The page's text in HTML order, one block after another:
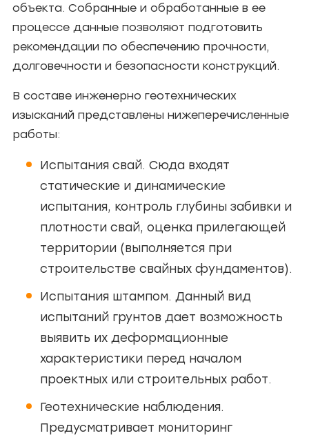
объекта. Собранные и обработанные в ее
процессе данные позволяют подготовить
рекомендации по обеспечению прочности,
долговечности и безопасности конструкций.
В составе инженерно геотехнических
изысканий представлены нижеперечисленные
работы:
Испытания свай. Сюда входят
статические и динамические
испытания, контроль глубины забивки и
плотности свай, оценка прилегающей
территории (выполняется при
строительстве свайных фундаментов).
Испытания штампом. Данный вид
испытаний грунтов дает возможность
выявить их деформационные
характеристики перед началом
проектных или строительных работ.
Геотехнические наблюдения.
Предусматривает мониторинг